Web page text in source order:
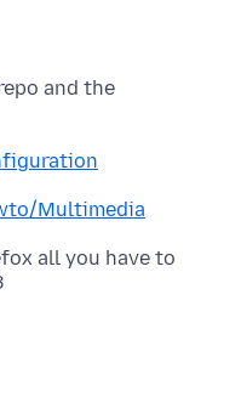
and the
Multimedia
all you have to